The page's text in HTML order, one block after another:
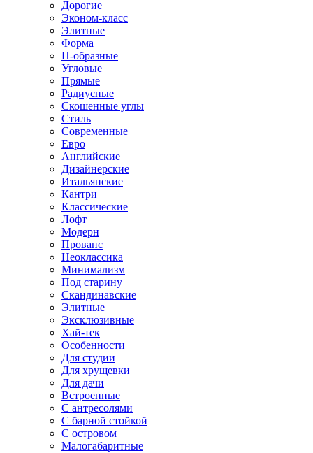
Дорогие
Эконом-класс
Элитные
Форма
П-образные
Угловые
Прямые
Радиусные
Скошенные углы
Стиль
Современные
Евро
Английские
Дизайнерские
Итальянские
Кантри
Классические
Лофт
Модерн
Прованс
Неоклассика
Минимализм
Под старину
Скандинавские
Элитные
Эксклюзивные
Хай-тек
Особенности
Для студии
Для хрущевки
Для дачи
Встроенные
С антресолями
С барной стойкой
С островом
Малогабаритные